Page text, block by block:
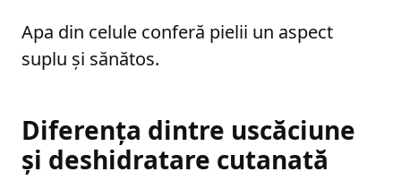
Apa din celule conferă pielii un aspect
suplu și sănătos.
Diferența dintre uscăciune
și deshidratare cutanată